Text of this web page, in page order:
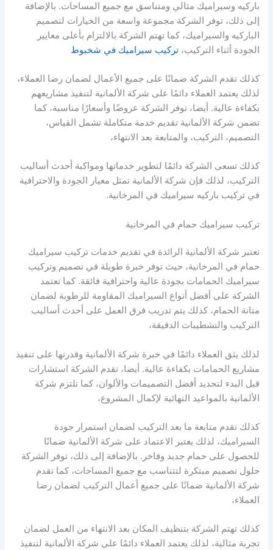
باركيه وسيراميك مثالي ومتناسق مع جميع المساحات. بالإضافة
إلى ذلك، توفر الشركة مجموعة واسعة من الخيارات لتصميم
الباركيه والسيراميك، كما تهتم الشركة بالالتزام بأعلى معايير
الجودة أثناء التركيب،تركيب سيراميك في شخبوط
كذلك تقدم الشركة ضمانًا على جميع الأعمال لضمان رضا العملاء،
لذلك يعتمد العملاء دائمًا على شركة الألمانية لتنفيذ مشاريعهم
بكفاءة عالية. أيضا، توفر الشركة عروضًا وأسعارًا مناسبة، كما
تضمن شركة الألمانية تقديم خدمة متكاملة تشمل القياس،
التصميم، التركيب، والمتابعة بعد الانتهاء،
كذلك تسعى الشركة دائمًا لتطوير خدماتها ومواكبة أحدث أساليب
التركيب، لذلك فإن شركة الألمانية تمثل معيار الجودة والاحترافية
في تركيب باركيه سيراميك في المرخانية.
تركيب سيراميك حمام في المرخانية
تعتبر شركة الألمانية الرائدة في تقديم خدمات تركيب سيراميك
حمام في المرخانية، حيث توفر خبرة طويلة في تصميم وتركيب
سيراميك الحمامات بجودة عالية واحترافية فائقة. كما تعتمد
الشركة على أفضل أنواع السيراميك المقاومة للرطوبة لضمان
متانة الحمام، كذلك يتم تدريب فرق العمل على أحدث أساليب
التركيب والتشطيبات الدقيقة،
لذلك يثق العملاء دائمًا في خبرة شركة الألمانية وقدرتها على تنفيذ
مشاريع الحمامات بكفاءة عالية. أيضا، تقدم الشركة استشارات
قبل البدء لتحديد أفضل التصميمات والألوان، كما تلتزم شركة
الألمانية بالمواعيد النهائية لإكمال المشروع،
كذلك تقدم متابعة ما بعد التركيب لضمان استمرار جودة
السيراميك، لذلك يعتبر الاعتماد على شركة الألمانية ضمانًا
للحصول على حمام جديد وفاخر. بالإضافة إلى ذلك، توفر الشركة
حلول تصميم مبتكرة لتتناسب مع جميع المساحات، كما تقدم
شركة الألمانية ضمانًا على جميع أعمال التركيب لضمان رضا
العملاء،
كذلك تهتم الشركة بتنظيف المكان بعد الانتهاء من العمل لضمان
تجربة مثالية، لذلك يعتمد العملاء دائمًا على شركة الألمانية لتنفيذ